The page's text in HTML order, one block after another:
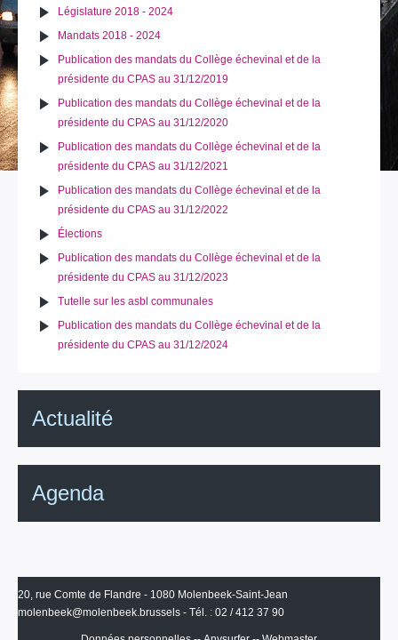
Législature 2018 - 2024
Mandats 2018 - 2024
Publication des mandats du Collège échevinal et de la
présidente du CPAS au 31/12/2019
Publication des mandats du Collège échevinal et de la
présidente du CPAS au 31/12/2020
Publication des mandats du Collège échevinal et de la
présidente du CPAS au 31/12/2021
Publication des mandats du Collège échevinal et de la
présidente du CPAS au 31/12/2022
Élections
Publication des mandats du Collège échevinal et de la
présidente du CPAS au 31/12/2023
Tutelle sur les asbl communales
Publication des mandats du Collège échevinal et de la
présidente du CPAS au 31/12/2024
Actualité
Agenda
20, rue Comte de Flandre - 1080 Molenbeek-Saint-Jean
molenbeek@molenbeek.brussels - Tél. : 02 / 412 37 90